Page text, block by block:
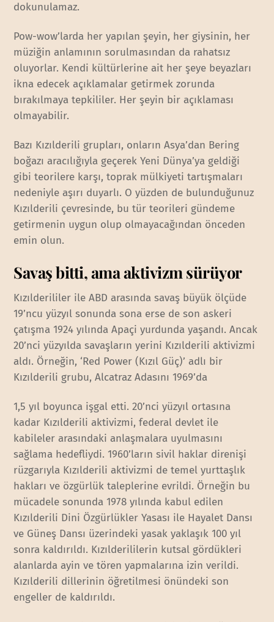
dokunulamaz.
Pow-wow’larda her yapılan şeyin, her giysinin, her
müziğin anlamının sorulmasından da rahatsız
oluyorlar. Kendi kültürlerine ait her şeye beyazları
ikna edecek açıklamalar getirmek zorunda
bırakılmaya tepkililer. Her şeyin bir açıklaması
olmayabilir.
Bazı Kızılderili grupları, onların Asya’dan Bering
boğazı aracılığıyla geçerek Yeni Dünya’ya geldiği
gibi teorilere karşı, toprak mülkiyeti tartışmaları
nedeniyle aşırı duyarlı. O yüzden de bulunduğunuz
Kızılderili çevresinde, bu tür teorileri gündeme
getirmenin uygun olup olmayacağından önceden
emin olun.
Savaş bitti, ama aktivizm sürüyor
Kızılderililer ile ABD arasında savaş büyük ölçüde
19’ncu yüzyıl sonunda sona erse de son askeri
çatışma 1924 yılında Apaçi yurdunda yaşandı. Ancak
20’nci yüzyılda savaşların yerini Kızılderili aktivizmi
aldı. Örneğin, ‘Red Power (Kızıl Güç)’ adlı bir
Kızılderili grubu, Alcatraz Adasını 1969’da
1,5 yıl boyunca işgal etti. 20’nci yüzyıl ortasına
kadar Kızılderili aktivizmi, federal devlet ile
kabileler arasındaki anlaşmalara uyulmasını
sağlama hedefliydi. 1960’ların sivil haklar direnişi
rüzgarıyla Kızılderili aktivizmi de temel yurttaşlık
hakları ve özgürlük taleplerine evrildi. Örneğin bu
mücadele sonunda 1978 yılında kabul edilen
Kızılderili Dini Özgürlükler Yasası ile Hayalet Dansı
ve Güneş Dansı üzerindeki yasak yaklaşık 100 yıl
sonra kaldırıldı. Kızılderililerin kutsal gördükleri
alanlarda ayin ve tören yapmalarına izin verildi.
Kızılderili dillerinin öğretilmesi önündeki son
engeller de kaldırıldı.